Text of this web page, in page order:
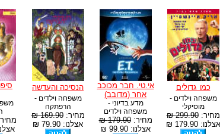
כמו גדולים
משפחה וילדים -
מוסיקלי
מחיר:299.90 ₪
אצלנו: 179.90 ₪
אי.טי. חבר מכוכב
אחר (מדובב)
מדע בדיוני -
משפחה וילדים
מחיר:179.90 ₪
אצלנו: 99.90 ₪
הנסיכה והעדשה
משפחה וילדים -
הרפתקה
מחיר:169.90 ₪
אצלנו: 79.90 ₪
אצלנו: